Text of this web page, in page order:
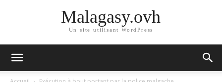
Malagasy.ovh
Un site utilisant WordPress